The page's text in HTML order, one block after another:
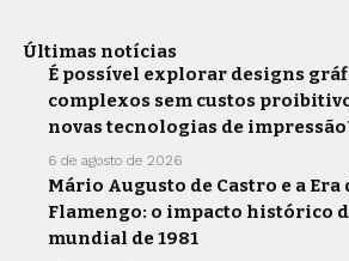
Últimas notícias
É possível explorar designs
complexos sem custos
novas tecnologias de
6 de agosto de 2026
Mário Augusto de Castro e a Era
Flamengo: o impacto histórico
mundial de 1981